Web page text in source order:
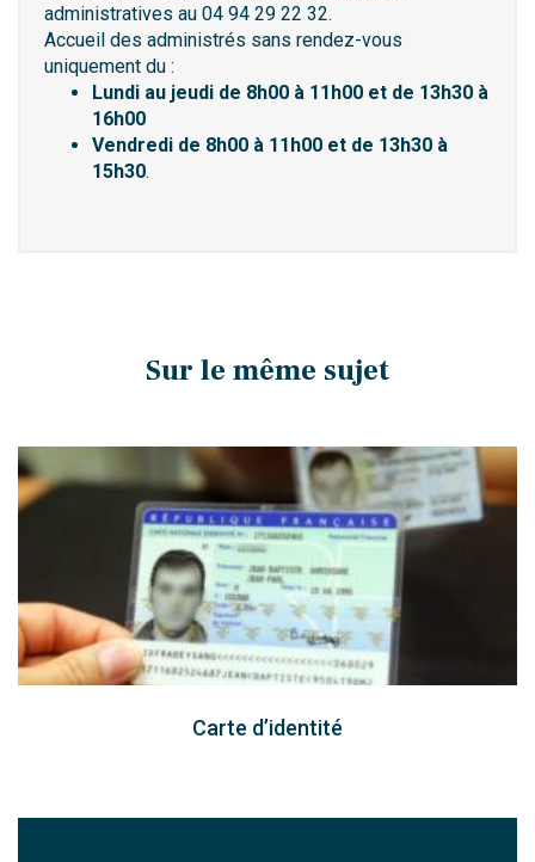
administratives au 04 94 29 22 32.
Accueil des administrés sans rendez-vous
uniquement du :
Lundi au jeudi de 8h00 à 11h00 et de 13h30 à
16h00
Vendredi de 8h00 à 11h00 et de 13h30 à
15h30.
Sur le même sujet
Carte d’identité